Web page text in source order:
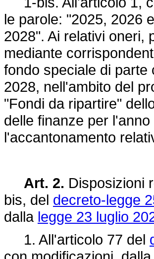
le parole: "2025, 2026
2028". Ai relativi oneri,
mediante
fondo speciale di parte
2028, nell'ambito del
"Fondi da ripartire"
delle finanze per
l'accantonamento
Art. 2. Disposizioni
bis, del decreto-legge
dalla legge 23 luglio
1. All'articolo 77 del